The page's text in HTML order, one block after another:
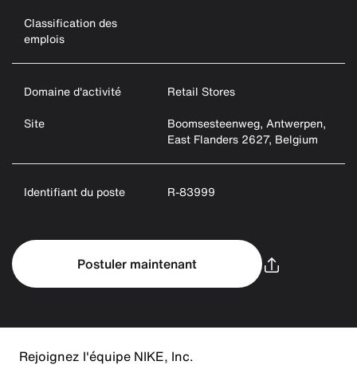
Classification des
emplois
Domaine d'activité
Retail Stores
Site
Boomsesteenweg, Antwerpen,
East Flanders 2627, Belgium
Identifiant du poste R-83999
Postuler maintenant
Rejoignez l'équipe NIKE, Inc.